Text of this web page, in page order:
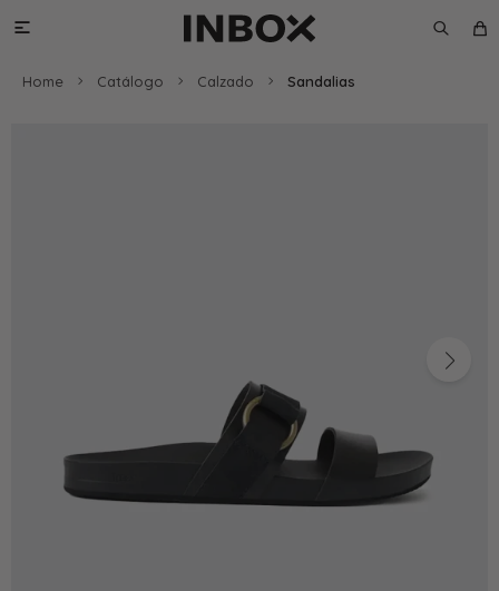

Home Catálogo Calzado Sandalias